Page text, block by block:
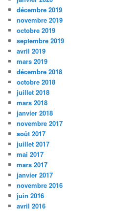
décembre 2019
novembre 2019
octobre 2019
septembre 2019
avril 2019
mars 2019
décembre 2018
octobre 2018
juillet 2018
mars 2018
janvier 2018
novembre 2017
août 2017
juillet 2017
mai 2017
mars 2017
janvier 2017
novembre 2016
juin 2016
avril 2016